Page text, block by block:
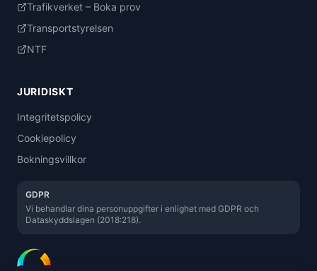
Trafikverket – Boka prov
Transportstyrelsen
NTF
JURIDISKT
Integritetspolicy
Cookiepolicy
Bokningsvillkor
GDPR
Vi behandlar dina personuppgifter i enlighet med GDPR och
Dataskyddslagen (2018:218).